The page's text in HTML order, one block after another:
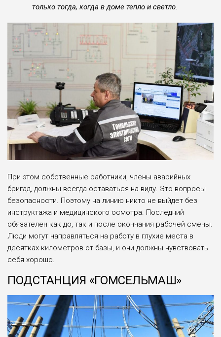
только тогда, когда в доме тепло и светло.
При этом собственные работники, члены аварийных
бригад, должны всегда оставаться на виду. Это вопросы
безопасности. Поэтому на линию никто не выйдет без
инструктажа и медицинского осмотра. Последний
обязателен как до, так и после окончания рабочей смены.
Люди могут направляться на работу в глухие места в
десятках километров от базы, и они должны чувствовать
себя хорошо.
ПОДСТАНЦИЯ «ГОМСЕЛЬМАШ»